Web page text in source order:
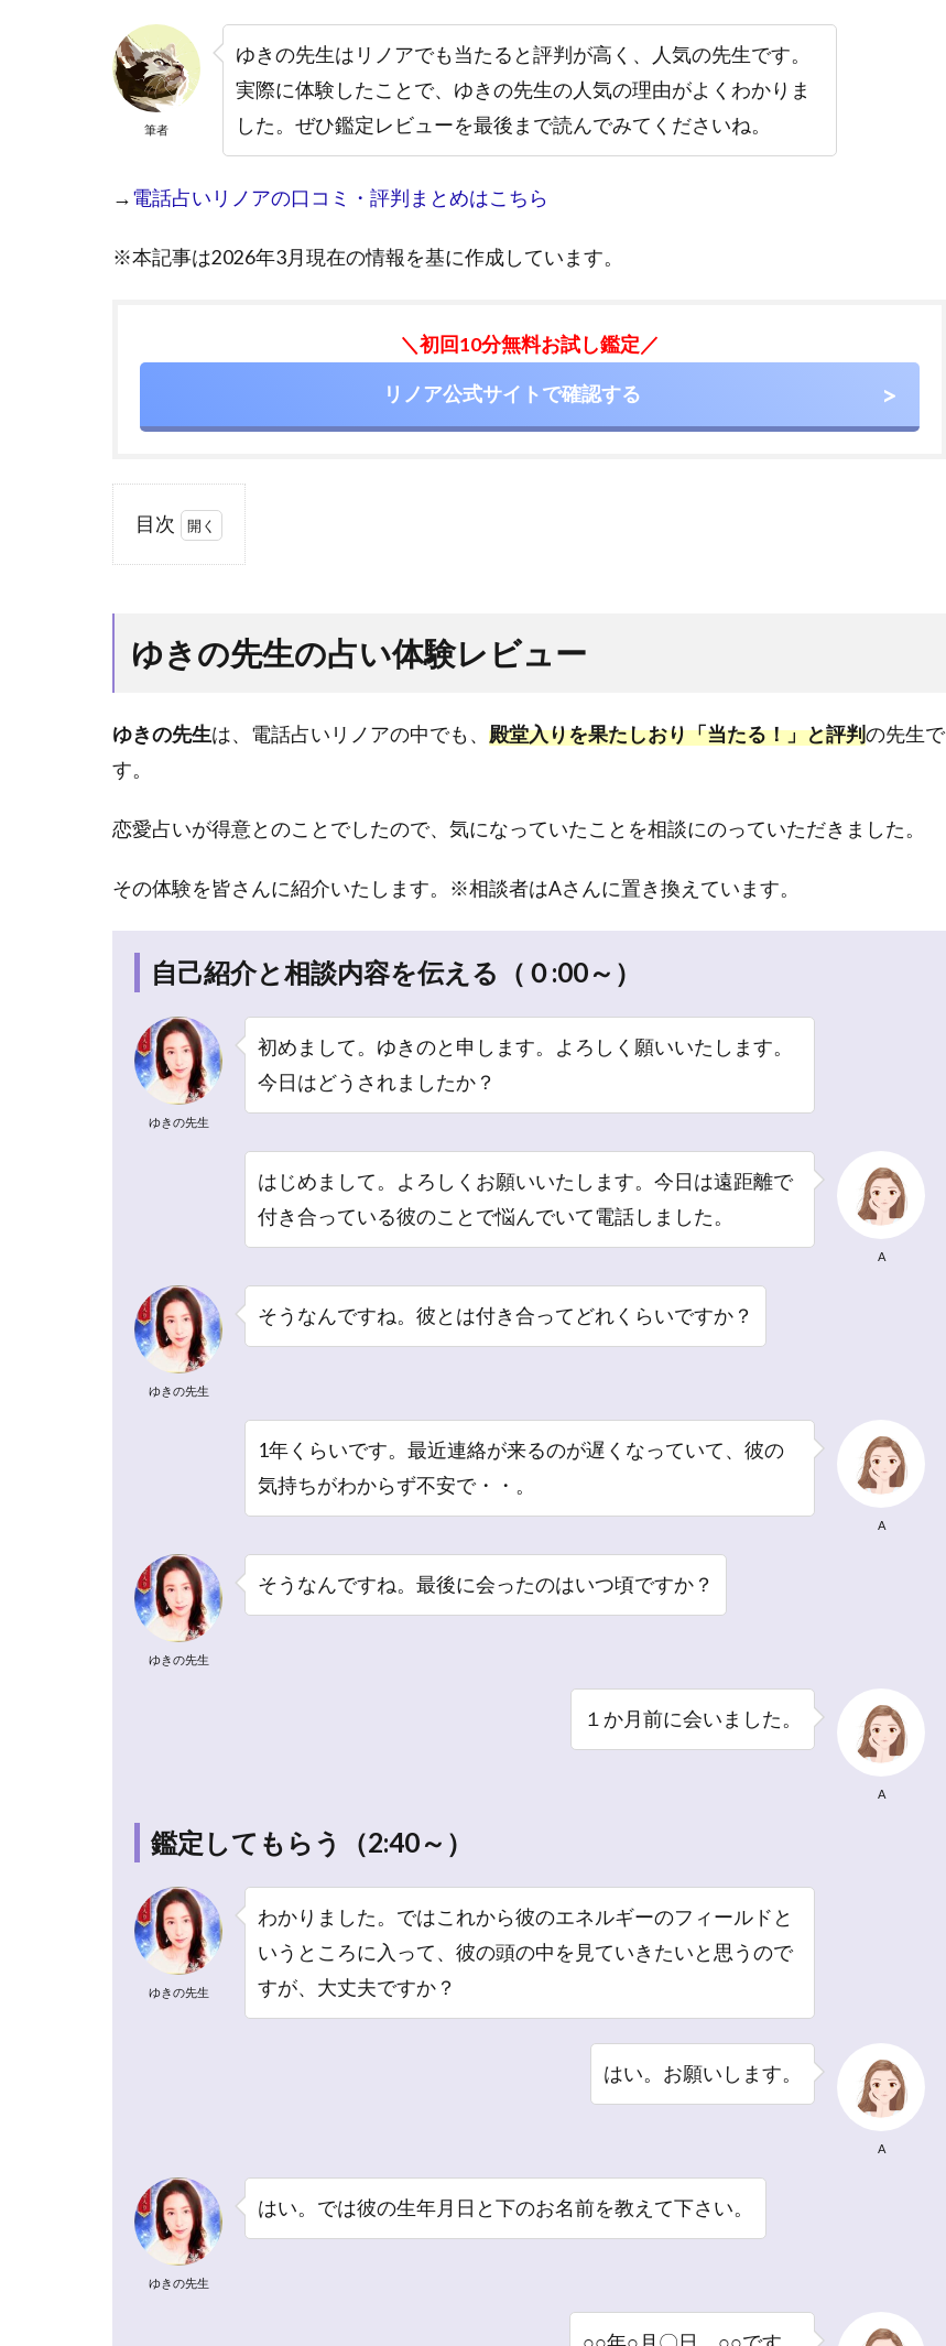
筆者
ゆきの先生はリノアでも当たると評判が高く、人気の先生です。
実際に体験したことで、ゆきの先生の人気の理由がよくわかりま
した。ぜひ鑑定レビューを最後まで読んでみてくださいね。
→電話占いリノアの口コミ・評判まとめはこちら
※本記事は2026年3月現在の情報を基に作成しています。
＼初回10分無料お試し鑑定／
リノア公式サイトで確認する
目次
の
先
占
レ
ュ
1.1
自己紹
談内容
を伝え
る
（０:00
（2:40
～）
1.3
ゆき
の先
2
電話
占い
や特
徴を
解説
2.1
ゆき
の先
の先
生は
霊
感・
霊視
ゆきの先生の占い体験レビュー
ゆきの先生は、電話占いリノアの中でも、 殿堂入りを果たしおり「当たる！」と評判の先生で
す。
恋愛占いが得意とのことでしたので、気になっていたことを相談にのっていただきました。
その体験を皆さんに紹介いたします。※相談者はAさんに置き換えています。
自己紹介と相談内容を伝える（０:00～）
ゆきの先生
初めまして。ゆきのと申します。よろしく願いいたします。
今日はどうされましたか？
A
はじめまして。よろしくお願いいたします。今日は遠距離で
付き合っている彼のことで悩んでいて電話しました。
ゆきの先生
そうなんですね。彼とは付き合ってどれくらいですか？
A
1年くらいです。最近連絡が来るのが遅くなっていて、彼の
気持ちがわからず不安で・・。
ゆきの先生
そうなんですね。最後に会ったのはいつ頃ですか？
A
１か月前に会いました。
鑑定してもらう（2:40～）
ゆきの先生
わかりました。ではこれから彼のエネルギーのフィールドと
いうところに入って、彼の頭の中を見ていきたいと思うので
すが、大丈夫ですか？
A
はい。お願いします。
ゆきの先生
はい。では彼の生年月日と下のお名前を教えて下さい。